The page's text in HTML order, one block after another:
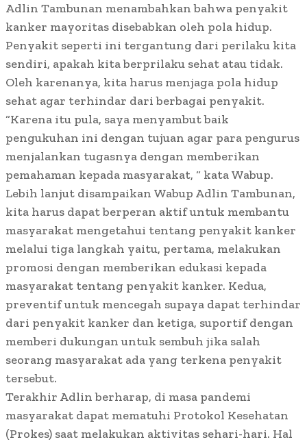
Adlin Tambunan menambahkan bahwa penyakit
kanker mayoritas disebabkan oleh pola hidup.
Penyakit seperti ini tergantung dari perilaku kita
sendiri, apakah kita berprilaku sehat atau tidak.
Oleh karenanya, kita harus menjaga pola hidup
sehat agar terhindar dari berbagai penyakit.
“Karena itu pula, saya menyambut baik
pengukuhan ini dengan tujuan agar para pengurus
menjalankan tugasnya dengan memberikan
pemahaman kepada masyarakat, “ kata Wabup.
Lebih lanjut disampaikan Wabup Adlin Tambunan,
kita harus dapat berperan aktif untuk membantu
masyarakat mengetahui tentang penyakit kanker
melalui tiga langkah yaitu, pertama, melakukan
promosi dengan memberikan edukasi kepada
masyarakat tentang penyakit kanker. Kedua,
preventif untuk mencegah supaya dapat terhindar
dari penyakit kanker dan ketiga, suportif dengan
memberi dukungan untuk sembuh jika salah
seorang masyarakat ada yang terkena penyakit
tersebut.
Terakhir Adlin berharap, di masa pandemi
masyarakat dapat mematuhi Protokol Kesehatan
(Prokes) saat melakukan aktivitas sehari-hari. Hal